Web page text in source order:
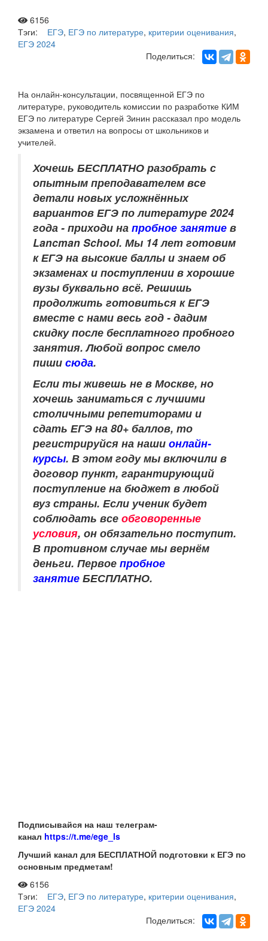
6156
Тэги:
ЕГЭ, ЕГЭ по литературе, критерии оценивания,
ЕГЭ 2024
Поделиться:
На онлайн-консультации, посвященной ЕГЭ по
литературе, руководитель комиссии по разработке КИМ
ЕГЭ по литературе Сергей Зинин рассказал про модель
экзамена и ответил на вопросы от школьников и
учителей.
Хочешь БЕСПЛАТНО разобрать с
опытным преподавателем все
детали новых усложнённых
вариантов ЕГЭ по литературе 2024
года - приходи на пробное занятие в
Lancman School. Мы 14 лет готовим
к ЕГЭ на высокие баллы и знаем об
экзаменах и поступлении в хорошие
вузы буквально всё. Решишь
продолжить готовиться к ЕГЭ
вместе с нами весь год - дадим
скидку после бесплатного пробного
занятия. Любой вопрос смело
пиши сюда.
Если ты живешь не в Москве, но
хочешь заниматься с лучшими
столичными репетиторами и
сдать ЕГЭ на 80+ баллов, то
регистрируйся на наши онлайн-
курсы. В этом году мы включили в
договор пункт, гарантирующий
поступление на бюджет в любой
вуз страны. Если ученик будет
соблюдать все обговоренные
условия, он обязательно поступит.
В противном случае мы вернём
деньги. Первое пробное
занятие БЕСПЛАТНО.
Подписывайся на наш телеграм-
канал https://t.me/ege_ls
Лучший канал для БЕСПЛАТНОЙ подготовки к ЕГЭ по
основным предметам!
6156
Тэги:
ЕГЭ, ЕГЭ по литературе, критерии оценивания,
ЕГЭ 2024
Поделиться: